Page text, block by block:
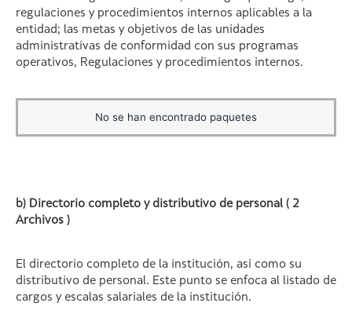
regulaciones y procedimientos internos aplicables a la
entidad; las metas y objetivos de las unidades
administrativas de conformidad con sus programas
operativos, Regulaciones y procedimientos internos.
No se han encontrado paquetes
b) Directorio completo y distributivo de personal ( 2
Archivos )
El directorio completo de la institución, así como su
distributivo de personal. Este punto se enfoca al listado de
cargos y escalas salariales de la institución.